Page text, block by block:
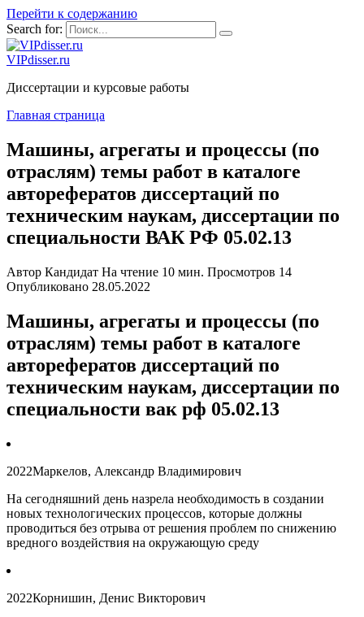
Перейти к содержанию
Search for:
VIPdisser.ru
Диссертации и курсовые работы
Главная страница
Машины, агрегаты и процессы (по
отраслям) темы работ в каталоге
авторефератов диссертаций по
техническим наукам, диссертации по
специальности ВАК РФ 05.02.13
Автор Кандидат На чтение 10 мин. Просмотров 14
Опубликовано 28.05.2022
Машины, агрегаты и процессы (по
отраслям) темы работ в каталоге
авторефератов диссертаций по
техническим наукам, диссертации по
специальности вак рф 05.02.13
2022Маркелов, Александр Владимирович
На сегодняшний день назрела необходимость в создании
новых технологических процессов, которые должны
проводиться без отрыва от решения проблем по снижению
вредного воздействия на окружающую среду
2022Корнишин, Денис Викторович